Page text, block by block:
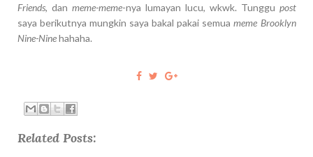
Friends, dan meme-meme-nya lumayan lucu, wkwk. Tunggu post
saya berikutnya mungkin saya bakal pakai semuameme Brooklyn
Nine-Ninehahaha.
Related Posts: